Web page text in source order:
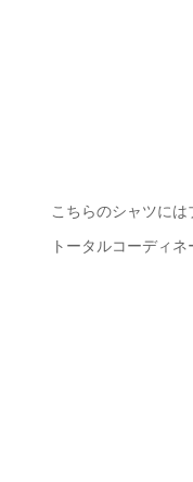
こちらのシャツに
トータルコーディ